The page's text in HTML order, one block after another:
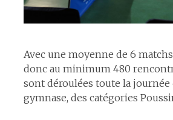
Avec une moyenne de 6
donc au minimum 480
sont déroulées toute la journée
gymnase, des catégories